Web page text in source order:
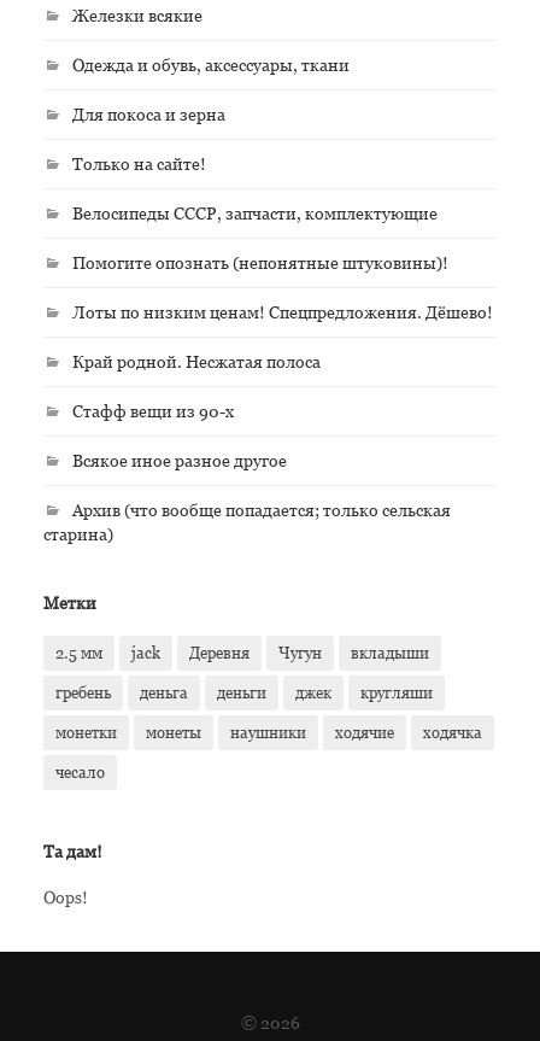
Железки всякие
Одежда и обувь, аксессуары, ткани
Для покоса и зерна
Только на сайте!
Велосипеды СССР, запчасти, комплектующие
Помогите опознать (непонятные штуковины)!
Лоты по низким ценам! Спецпредложения. Дёшево!
Край родной. Несжатая полоса
Стафф вещи из 90-х
Всякое иное разное другое
Архив (что вообще попадается; только сельская
старина)
Метки
2.5 мм jack Деревня Чугун вкладыши
гребень деньга деньги джек кругляши
монетки монеты наушники ходячие ходячка
чесало
Та дам!
Oops!
© 2026